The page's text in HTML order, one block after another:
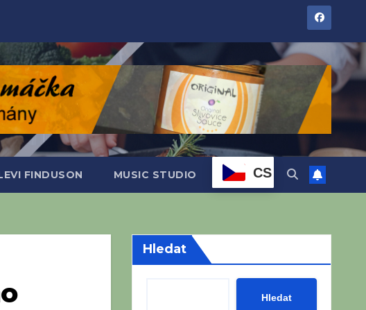
FINDUSON MUSIC STUDIO CS
Hledat
Hledat